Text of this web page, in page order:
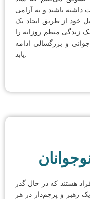
داشته باشند و به آرامی
خود از طریق ایجاد یک
زندگی منظم روزانه را
و بزرگسالی ادامه
هستند که در حال گذر
رهبر و پرچم‌دار در هر